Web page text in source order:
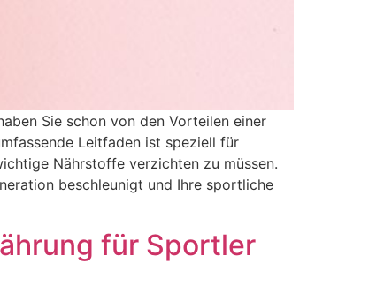
Sie schon von den Vorteilen einer
Leitfaden ist speziell für
Nährstoffe verzichten zu müssen.
beschleunigt und Ihre sportliche
für Sportler